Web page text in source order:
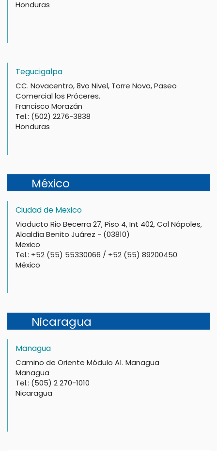
Honduras
Tegucigalpa
CC. Novacentro, 8vo Nivel, Torre Nova, Paseo
Comercial los Próceres.
Francisco Morazán
Tel.: (502) 2276-3838
Honduras
México
Ciudad de Mexico
Viaducto Rio Becerra 27, Piso 4, Int 402, Col Nápoles,
Alcaldía Benito Juárez - (03810)
Mexico
Tel.: +52 (55) 55330066 / +52 (55) 89200450
México
Nicaragua
Managua
Camino de Oriente Módulo A1. Managua
Managua
Tel.: (505) 2 270-1010
Nicaragua